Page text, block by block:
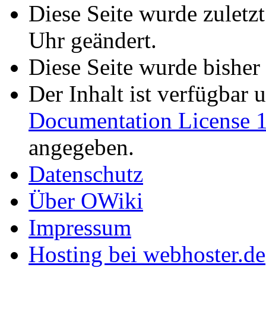
Diese Seite wurde
Uhr geändert.
Diese Seite wurde
Der Inhalt ist verfügbar
Documentation License
angegeben.
Datenschutz
Über OWiki
Impressum
Hosting bei webhoster.de